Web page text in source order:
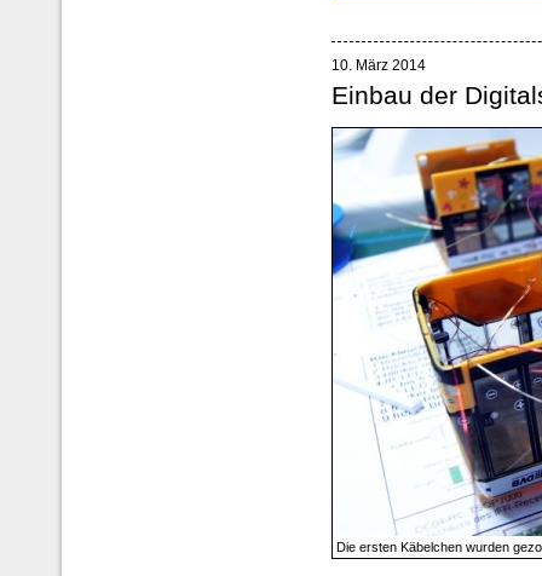
10. März 2014
Einbau der
Die ersten Käbelchen wurden